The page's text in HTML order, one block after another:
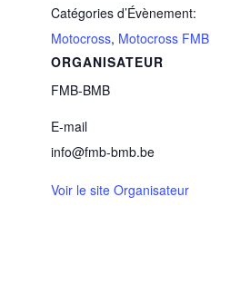
Catégories d’Évènement:
Motocross, Motocross FMB
ORGANISATEUR
FMB-BMB
E-mail
info@fmb-bmb.be
Voir le site Organisateur